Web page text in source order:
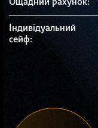
Ощадний рахунок:
Індивідуальний
сейф: